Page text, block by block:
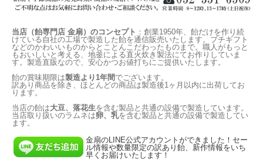
当店（飴専門店 金扇）のコンセプト ：創業1950年、飴だけを作り続
けている自社の工場で製造した飴を通信販売いたします。プチギフト
などのかわいいものからとことんこだわったものまで。職人がもっと
もおいしいと考える、地釜による直火炊き製法にてお作りしていま
す。製造直販なので、安心かつお値打ちにご提供いたします。
飴の賞味期限は製造より1年間 でございます。
訳あり商品を除き、ほとんどの商品は製造後1ヶ月以内に出荷してお
ります。
当店の飴は大豆、落花生を含む製品と共通の設備で製造しています。
当店取り扱いのラムネは卵、乳を含む製品と共通の設備で製造してい
ます。
金扇のLINE公式アカウントができました！セー
ル情報や数量限定の訳あり飴、新作情報をいち
早くお届けいたします！